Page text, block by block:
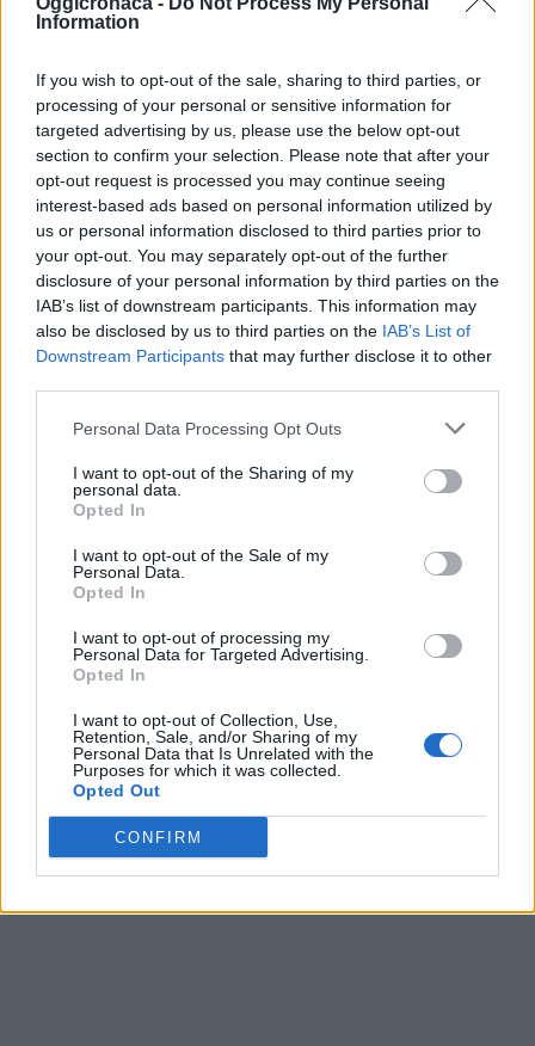
Information
If you wish to opt-out of the sale, sharing to third parties, or
processing of your personal or sensitive information for
targeted advertising by us, please use the below opt-out
section to confirm your selection. Please note that after your
opt-out request is processed you may continue seeing
interest-based ads based on personal information utilized by
us or personal information disclosed to third parties prior to
your opt-out. You may separately opt-out of the further
disclosure of your personal information by third parties on the
IAB’s list of downstream participants. This information may
also be disclosed by us to third parties on the IAB’s List of
Downstream Participants that may further disclose it to other
Personal Data Processing Opt Outs
I want to opt-out of the Sharing of my
personal data.
Opted In
I want to opt-out of the Sale of my
Personal Data.
Opted In
I want to opt-out of processing my
Personal Data for Targeted Advertising.
Opted In
I want to opt-out of Collection, Use,
Retention, Sale, and/or Sharing of my
Personal Data that Is Unrelated with the
Purposes for which it was collected.
Opted Out
CONFIRM
prossimo fine
settimana in Piemonte
della Smi (Società
meteorologica) "Non
sarà l'alluvione del '94
- dice la
società meteorologica
- e neppure quella del
2000, ma potrebbe
provocare
esondazione e
allagamenti: possibili
piene importanti lungo
il Tanaro e il
Bormida."…
In "Alessandria"
CONDIVIDERE:
VALUTARE: